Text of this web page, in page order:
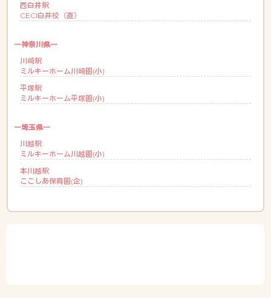
西白井駅
CECI白井校（直）
―神奈川県―
川崎駅
ミルキーホーム川崎園(小)
平塚駅
ミルキーホーム平塚園(小)
―埼玉県―
川越駅
ミルキーホーム川越園(小)
本川越駅
ここしあ保育園(企)